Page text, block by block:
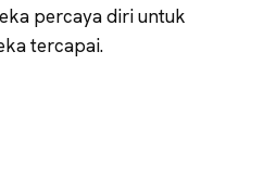
percaya diri untuk
tercapai.